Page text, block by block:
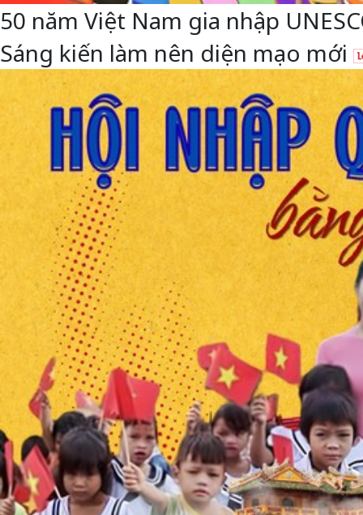
50 năm Việt Nam gia nhập
Sáng kiến làm nên diện mạo mới